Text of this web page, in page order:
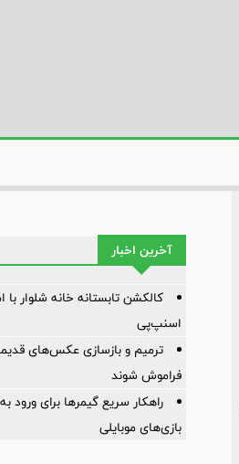
آخرین اخبار
کالکشن تابستانه خانه شلوار
اسنپ‌پی
ترمیم و بازسازی عکس‌های
فراموش شوند
راهکار سریع گیمرها برای
بازی‌های موبایلی